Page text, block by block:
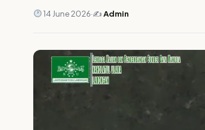
14 June 2026·✍️Admin